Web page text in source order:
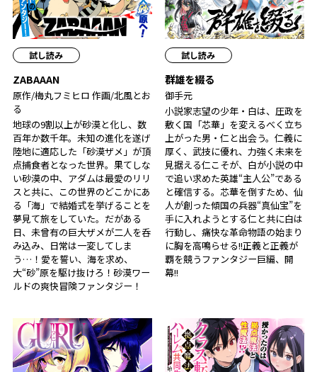
試し読み
ZABAAAN
原作/梅丸フミヒロ 作画/北風とお
る
地球の9割以上が砂漠と化し、数
百年か数千年。未知の進化を遂げ
陸地に適応した「砂漠ザメ」が頂
点捕食者となった世界。果てしな
い砂漠の中、アダムは最愛のリリ
スと共に、この世界のどこかにあ
る「海」で結婚式を挙げることを
夢見て旅をしていた。だがある
日、未曾有の巨大ザメが二人を呑
み込み、日常は一変してしま
う…！愛を誓い、海を求め、
大“砂”原を駆け抜けろ！砂漠ワー
ルドの爽快冒険ファンタジー！
試し読み
群雄を綴る
御手元
小説家志望の少年・白は、圧政を
敷く国「芯華」を変えるべく立ち
上がった男・仁と出会う。仁義に
厚く、武技に優れ、力強く未来を
見据える仁こそが、白が小説の中
で追い求めた英雄――“主人公”である
と確信する。芯華を倒すため、仙
人が創った傾国の兵器“真仙宝”を
手に入れようとする仁と共に白は
行動し、痛快な革命物語の始まり
に胸を高鳴らせる――!!正義と正義が
覇を競うファンタジー巨編、開
幕!!